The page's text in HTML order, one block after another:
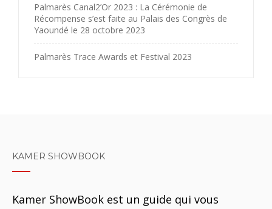
Palmarès Canal2’Or 2023 : La Cérémonie de
Récompense s’est faite au Palais des Congrès de
Yaoundé le 28 octobre 2023
Palmarès Trace Awards et Festival 2023
KAMER SHOWBOOK
Kamer ShowBook est un guide qui vous